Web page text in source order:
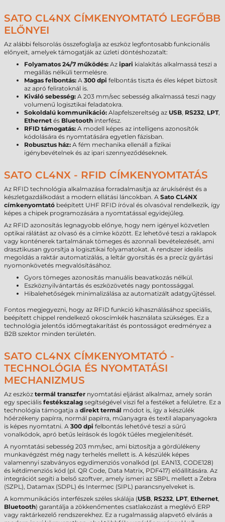
SATO CL4NX CÍMKENYOMTATÓ LEGFŐBB
ELŐNYEI
Az alábbi felsorolás összefoglalja az eszköz legfontosabb funkcionális
előnyeit, amelyek támogatják az üzleti döntéshozatalt:
Folyamatos 24/7 működés: Az ipari kialakítás alkalmassá teszi a
megállás nélküli termelésre.
Magas felbontás: A 300 dpi felbontás tiszta és éles képet biztosít
az apró feliratoknál is.
Kiváló sebesség: A 203 mm/sec sebesség alkalmassá teszi nagy
volumenű logisztikai feladatokra.
Sokoldalú kommunikáció: Alapfelszereltség az USB, RS232, LPT,
Ethernet és Bluetooth interfész.
RFID támogatás: A modell képes az intelligens azonosítók
kódolására és nyomtatására egyetlen fázisban.
Robusztus ház: A fém mechanika ellenáll a fizikai
igénybevételnek és az ipari szennyeződéseknek.
SATO CL4NX - RFID CÍMKENYOMTATÁS
Az RFID technológia alkalmazása forradalmasítja az árukísérést és a
készletgazdálkodást a modern ellátási láncokban. A Sato CL4NX
címkenyomtató beépített UHF RFID íróval és olvasóval rendelkezik, így
képes a chipek programozására a nyomtatással egyidejűleg.
Az RFID azonosítás legnagyobb előnye, hogy nem igényel közvetlen
optikai rálátást az olvasó és a címke között. Ez lehetővé teszi a raklapok
vagy konténerek tartalmának tömeges és azonnali bevételezését, ami
drasztikusan gyorsítja a logisztikai folyamatokat. A rendszer ideális
megoldás a raktár automatizálás, a leltár gyorsítás és a precíz gyártási
nyomonkövetés megvalósításához.
Gyors tömeges azonosítás manuális beavatkozás nélkül.
Eszköznyilvántartás és eszközövetés nagy pontossággal.
Hibalehetőségek minimalizálása az automatizált adatgyűjtéssel.
Fontos megjegyezni, hogy az RFID funkció kihasználásához speciális,
beépített chippel rendelkező okoscímkék használata szükséges. Ez a
technológia jelentős időmegtakarítást és pontosságot eredményez a
B2B szektor minden területén.
SATO CL4NX CÍMKENYOMTATÓ -
TECHNOLÓGIA ÉS NYOMTATÁSI
MECHANIZMUS
Az eszköz termál transzfer nyomtatási eljárást alkalmaz, amely során
egy speciális festékszalag segítségével viszi fel a festéket a felületre. Ez a
technológia támogatja a direkt termál módot is, így a készülék
hőérzékeny papírra, normál papírra, műanyagra és textil alapanyagokra
is képes nyomtatni. A 300 dpi felbontás lehetővé teszi a sűrű
vonalkódok, apró betűs leírások és logók tűéles megjelenítését.
A nyomtatási sebesség 203 mm/sec, ami biztosítja a gördülékeny
munkavégzést még nagy terhelés mellett is. A készülék képes
valamennyi szabványos egydimenziós vonalkód (pl. EAN13, CODE128)
és kétdimenziós kód (pl. QR Code, Data Matrix, PDF417) előállítására. Az
integrációt segíti a belső szoftver, amely ismeri az SBPL mellett a Zebra
(SZPL), Datamax (SDPL) és Intermec (SIPL) parancsnyelveket is.
A kommunikációs interfészek széles skálája (USB, RS232, LPT, Ethernet,
Bluetooth) garantálja a zökkenőmentes csatlakozást a meglévő ERP
vagy raktárkezelő rendszerekhez. Ez a rugalmasság alapvető elvárás a